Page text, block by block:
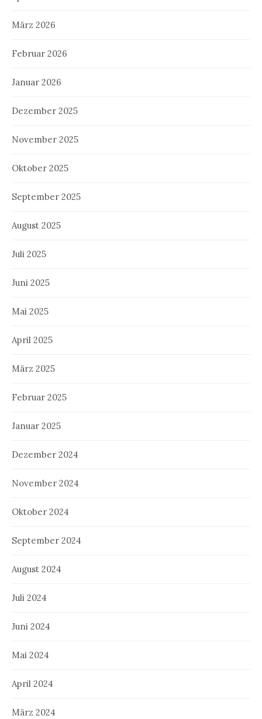
März 2026
Februar 2026
Januar 2026
Dezember 2025
November 2025
Oktober 2025
September 2025
August 2025
Juli 2025
Juni 2025
Mai 2025
April 2025
März 2025
Februar 2025
Januar 2025
Dezember 2024
November 2024
Oktober 2024
September 2024
August 2024
Juli 2024
Juni 2024
Mai 2024
April 2024
März 2024